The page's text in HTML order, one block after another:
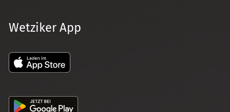
Wetziker App